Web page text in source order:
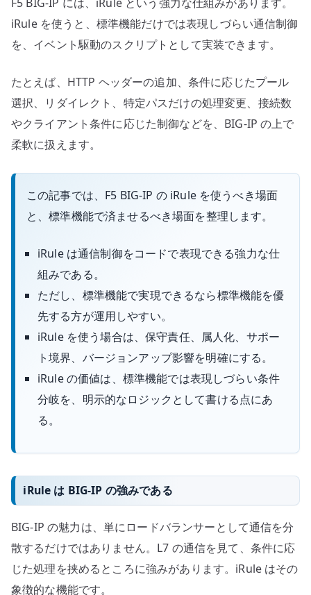
責
任
の
界
を
え
る
iRule を使うと、標準機能だけでは表現しづらい通信制御
を、イベント駆動のスクリプトとして実装できます。
たとえば、HTTP ヘッダーの追加、条件に応じたプール
選択、リダイレクト、特定パスだけの処理変更、接続数
やクライアント条件に応じた制御などを、BIG-IP の上で
柔軟に扱えます。
この記事では、F5 BIG-IP の iRule を使うべき場面
と、標準機能で済ませるべき場面を整理します。
iRule は通信制御をコードで表現できる強力な仕
組みである。
ただし、標準機能で実現できるなら標準機能を優
先する方が運用しやすい。
iRule を使う場合は、保守責任、属人化、サポー
ト境界、バージョンアップ影響を明確にする。
iRule の価値は、標準機能では表現しづらい条件
分岐を、明示的なロジックとして書ける点にあ
る。
iRule は BIG-IP の強みである
BIG-IP の魅力は、単にロードバランサーとして通信を分
散するだけではありません。L7 の通信を見て、条件に応
じた処理を挟めるところに強みがあります。iRule はその
象徴的な機能です。